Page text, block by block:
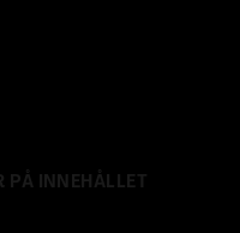
INNEHÅLLET